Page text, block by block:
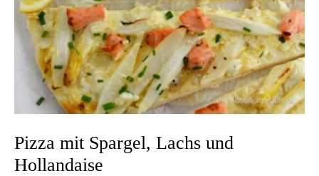
Pizza mit Spargel, Lachs und
Hollandaise